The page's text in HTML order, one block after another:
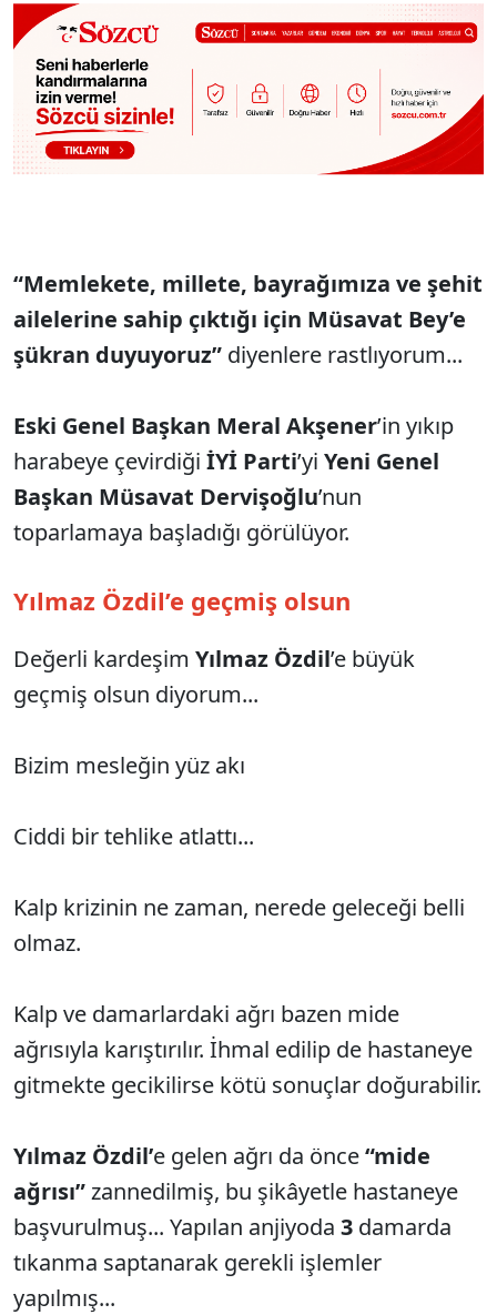
“Memlekete, millete, bayrağımıza ve şehit
ailelerine sahip çıktığı için Müsavat Bey’e
şükran duyuyoruz” diyenlere rastlıyorum...
Eski Genel Başkan Meral Akşener’in yıkıp
harabeye çevirdiği İYİ Parti’yi Yeni Genel
Başkan Müsavat Dervişoğlu’nun
toparlamaya başladığı görülüyor.
Yılmaz Özdil’e geçmiş olsun
Değerli kardeşim Yılmaz Özdil’e büyük
geçmiş olsun diyorum...
Bizim mesleğin yüz akı
Ciddi bir tehlike atlattı...
Kalp krizinin ne zaman, nerede geleceği belli
olmaz.
Kalp ve damarlardaki ağrı bazen mide
ağrısıyla karıştırılır. İhmal edilip de hastaneye
gitmekte gecikilirse kötü sonuçlar doğurabilir.
Yılmaz Özdil’e gelen ağrı da önce“mide
ağrısı”zannedilmiş, bu şikâyetle hastaneye
başvurulmuş... Yapılan anjiyoda 3 damarda
tıkanma saptanarak gerekli işlemler
yapılmış...